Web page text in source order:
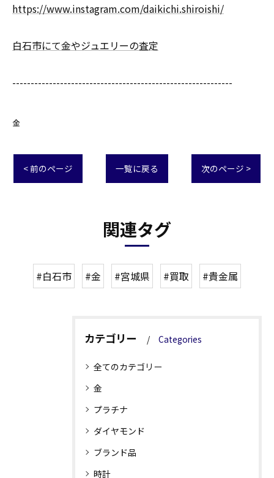
https://www.instagram.com/daikichi.shiroishi/
白石市にて金やジュエリーの査定
------------------------------------------------------------
金
< 前のページ 一覧に戻る 次のページ >
関連タグ
#白石市 #金 #宮城県 #買取 #貴金属
カテゴリー Categories
全てのカテゴリー
金
プラチナ
ダイヤモンド
ブランド品
時計